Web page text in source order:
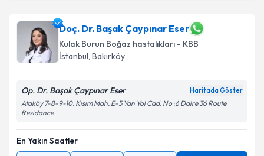
için bir takvim hazırlandığında e-posta ile
bilgilendireceğiz.
E-posta Adresiniz
Metni'ni okudum ve kişisel verilerimin belirtilen
kapsamda işlenmesini kabul ediyorum.
Doç. Dr. Başak Çaypınar Eser
Kulak Burun Boğaz hastalıkları - KBB
İstanbul, Bakırköy
Op. Dr. Başak Çaypınar Eser Haritada Göster
Ataköy 7-8-9-10. Kısım Mah. E-5 Yan Yol Cad. No :6 Daire 36 Route
Residance
En Yakın Saatler